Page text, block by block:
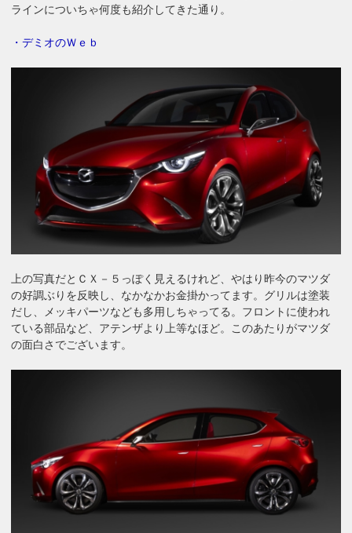
ラインについちゃ何度も紹介してきた通り。
・デミオのＷｅｂ
上の写真だとＣＸ－５っぽく見えるけれど、やはり昨今のマツダ
の好調ぶりを反映し、なかなかお金掛かってます。グリルは塗装
だし、メッキパーツなども多用しちゃってる。フロントに使われ
ている部品など、アテンザより上等なほど。このあたりがマツダ
の面白さでございます。